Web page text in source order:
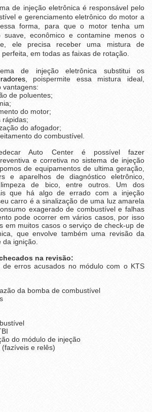
de injeção eletrônica é responsável pelo
e gerenciamento eletrônico do motor a
forma, para que o motor tenha um
suave, econômico e contamine menos o
ele precisa receber uma mistura de
em todas as faixas de rotação.
de injeção eletrônica substitui os
, poispermite essa mistura ideal,
vantagens:
de poluentes;
do motor;
rápidas;
do afogador;
do combustível.
Auto Center é possível fazer
e corretiva no sistema de injeção
de equipamentos de ultima geração,
e aparelhos de diagnóstico eletrônico,
de bico, entre outros. Um dos
que há algo de errado com a injeção
carro é a sinalização de uma luz amarela
exagerado de combustível e falhas
pode ocorrer em vários casos, por isso
em muitos casos o serviço de check-up de
que envolve também uma revisão da
ignição.
na revisão:
de erros acusados no módulo com o KTS
da bomba de combustível
do módulo de injeção
e relês)